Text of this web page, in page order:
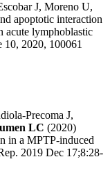
J, Moreno U,
apoptotic interaction
acute lymphoblastic
10, 2020, 100061
Precoma J,
LC (2020)
in a MPTP-induced
2019 Dec 17;8:28-